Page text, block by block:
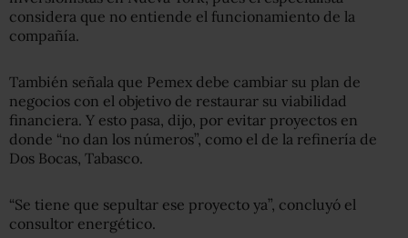
considera que no entiende el funcionamiento de la
compañía.
También señala que Pemex debe cambiar su plan de
negocios con el objetivo de restaurar su viabilidad
financiera. Y esto pasa, dijo, por evitar proyectos en
donde “no dan los números”, como el de la refinería de
Dos Bocas, Tabasco.
“Se tiene que sepultar ese proyecto ya”, concluyó el
consultor energético.